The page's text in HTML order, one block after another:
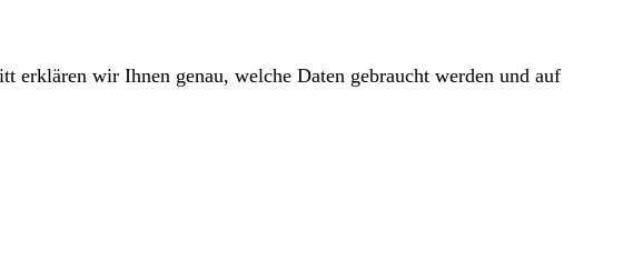
erklären wir Ihnen genau, welche Daten gebraucht werden und auf